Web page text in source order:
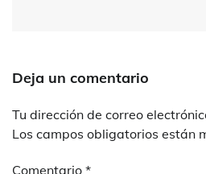
Deja un comentario
Tu dirección de correo
Los campos obligatorios están
Comentario *